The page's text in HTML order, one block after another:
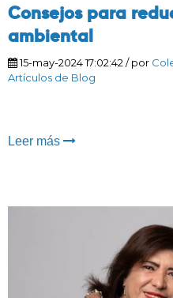
Consejos para
ambiental
15-may-2024 17:02:42 / por
Artículos de Blog
Leer más